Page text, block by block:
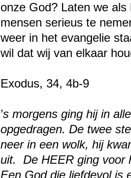
onze God? Laten we
mensen serieus te
weer in het evangelie
wil dat wij van elkaar
Exodus, 34, 4b-9
’s morgens ging hij in
opgedragen. De twee
neer in een wolk, hij
uit. De HEER ging voor
Een God die liefdevol is